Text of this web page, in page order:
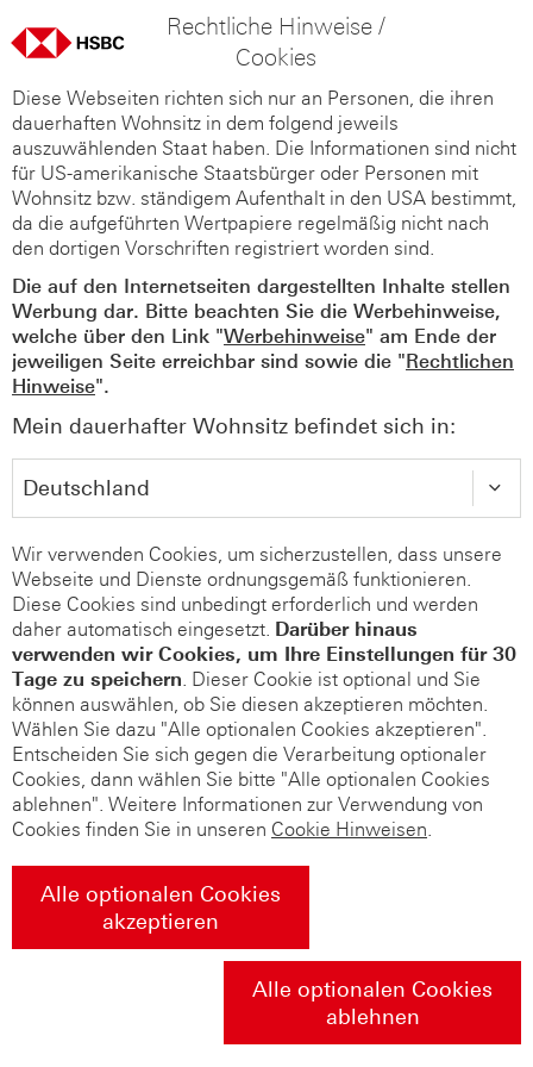
Rechtliche Hinweise /
Cookies
Diese Webseiten richten sich nur an Personen, die ihren
dauerhaften Wohnsitz in dem folgend jeweils
auszuwählenden Staat haben. Die Informationen sind nicht
für US-amerikanische Staatsbürger oder Personen mit
Wohnsitz bzw. ständigem Aufenthalt in den USA bestimmt,
da die aufgeführten Wertpapiere regelmäßig nicht nach
den dortigen Vorschriften registriert worden sind.
Die auf den Internetseiten dargestellten Inhalte stellen
Werbung dar. Bitte beachten Sie die Werbehinweise,
welche über den Link "Werbehinweise" am Ende der
jeweiligen Seite erreichbar sind sowie die "Rechtlichen
Hinweise".
Mein dauerhafter Wohnsitz befindet sich in:
Wir verwenden Cookies, um sicherzustellen, dass unsere
Webseite und Dienste ordnungsgemäß funktionieren.
Diese Cookies sind unbedingt erforderlich und werden
daher automatisch eingesetzt. Darüber hinaus
verwenden wir Cookies, um Ihre Einstellungen für 30
Tage zu speichern. Dieser Cookie ist optional und Sie
können auswählen, ob Sie diesen akzeptieren möchten.
Wählen Sie dazu "Alle optionalen Cookies akzeptieren".
Entscheiden Sie sich gegen die Verarbeitung optionaler
Cookies, dann wählen Sie bitte "Alle optionalen Cookies
ablehnen". Weitere Informationen zur Verwendung von
Cookies finden Sie in unseren Cookie Hinweisen.
Alle optionalen Cookies
akzeptieren
Alle optionalen Cookies
ablehnen